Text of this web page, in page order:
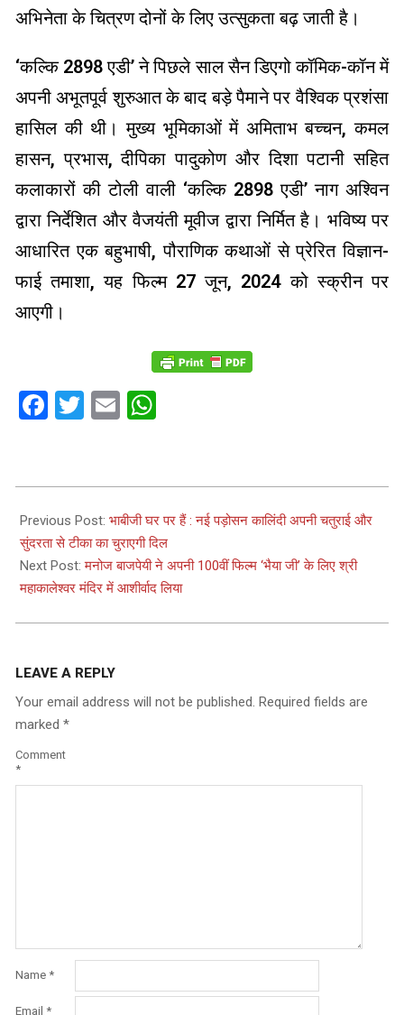
अभिनेता के चित्रण दोनों के लिए उत्सुकता बढ़ जाती है।
‘कल्कि 2898 एडी’ ने पिछले साल सैन डिएगो कॉमिक-कॉन में
अपनी अभूतपूर्व शुरुआत के बाद बड़े पैमाने पर वैश्विक प्रशंसा
हासिल की थी। मुख्य भूमिकाओं में अमिताभ बच्चन, कमल
हासन, प्रभास, दीपिका पादुकोण और दिशा पटानी सहित
कलाकारों की टोली वाली ‘कल्कि 2898 एडी’ नाग अश्विन
द्वारा निर्देशित और वैजयंती मूवीज द्वारा निर्मित है। भविष्य पर
आधारित एक बहुभाषी, पौराणिक कथाओं से प्रेरित विज्ञान-
फाई तमाशा, यह फिल्म 27 जून, 2024 को स्क्रीन पर
आएगी।
Facebook
Twitter
Email
05-
21
Previous Post: भाबीजी घर पर हैं : नई पड़ोसन कालिंदी अपनी चतुराई और
सुंदरता से टीका का चुराएगी दिल
Next Post:मनोज बाजपेयी ने अपनी 100वीं फिल्म ‘भैया जी’ के लिए श्री
महाकालेश्वर मंदिर में आशीर्वाद लिया
LEAVE A REPLY
Your email address will not be published. Required fields are
marked *
Comment
*
Name *
Email *